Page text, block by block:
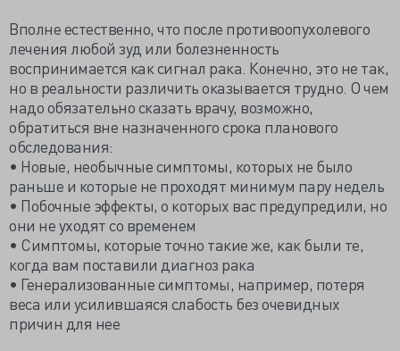
Вполне естественно, что после противоопухолевого
лечения любой зуд или болезненность
воспринимается как сигнал рака. Конечно, это не так,
но в реальности различить оказывается трудно. О чем
надо обязательно сказать врачу, возможно,
обратиться вне назначенного срока планового
обследования:
• Новые, необычные симптомы, которых не было
раньше и которые не проходят минимум пару недель
• Побочные эффекты, о которых вас предупредили, но
они не уходят со временем
• Симптомы, которые точно такие же, как были те,
когда вам поставили диагноз рака
• Генерализованные симптомы, например, потеря
веса или усилившаяся слабость без очевидных
причин для нее